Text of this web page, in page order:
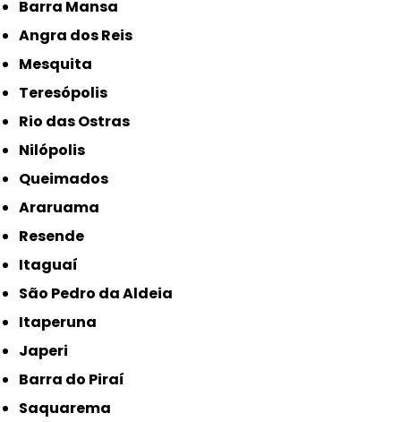
Barra Mansa
Angra dos Reis
Mesquita
Teresópolis
Rio das Ostras
Nilópolis
Queimados
Araruama
Resende
Itaguaí
São Pedro da Aldeia
Itaperuna
Japeri
Barra do Piraí
Saquarema